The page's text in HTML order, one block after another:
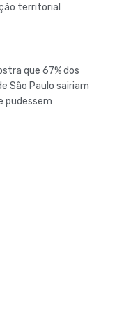
territorial
que 67% dos
São Paulo sairiam
pudessem